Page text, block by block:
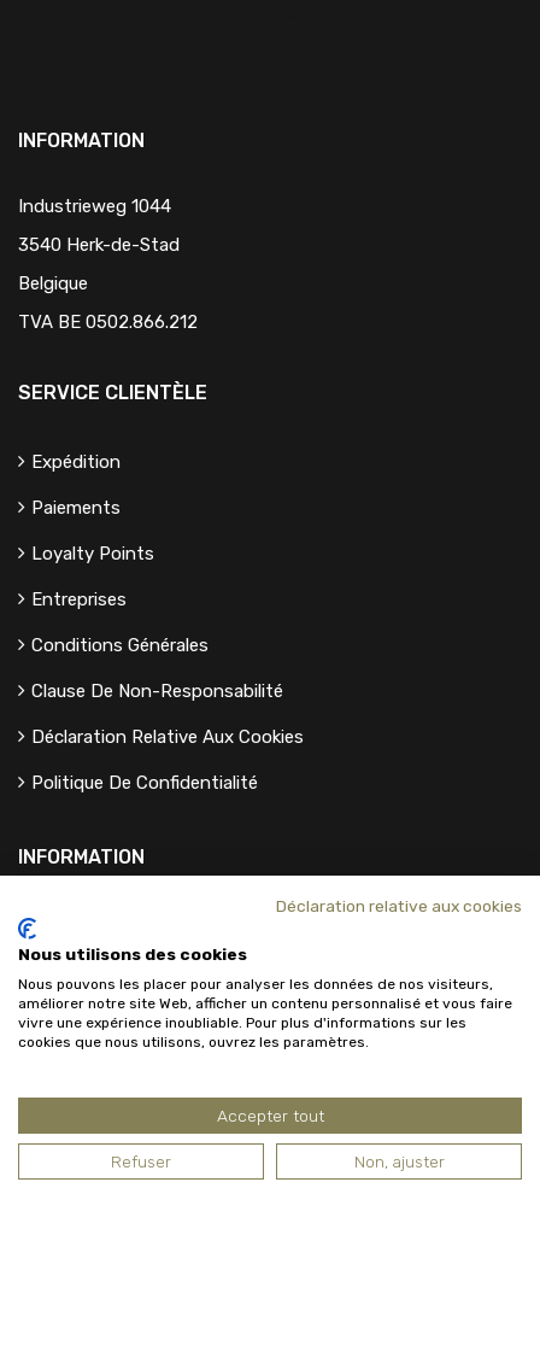
INFORMATION
Industrieweg 1044
3540 Herk-de-Stad
Belgique
TVA BE 0502.866.212
SERVICE CLIENTÈLE
Expédition
Paiements
Loyalty Points
Entreprises
Conditions Générales
Clause De Non-Responsabilité
Déclaration Relative Aux Cookies
Politique De Confidentialité
INFORMATION
Coordonnées
Déclaration relative aux cookies
Nous utilisons des cookies
Nous pouvons les placer pour analyser les données de nos visiteurs,
améliorer notre site Web, afficher un contenu personnalisé et vous faire
vivre une expérience inoubliable. Pour plus d'informations sur les
cookies que nous utilisons, ouvrez les paramètres.
Accepter tout
Refuser Non, ajuster